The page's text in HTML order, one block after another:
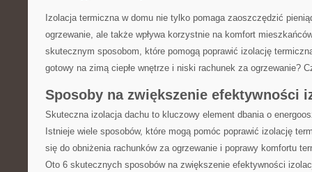
Izolacja termiczna w domu‌ nie tylko ⁣pomaga‍ zaoszczędzić
ogrzewanie, ​ale także‌ wpływa ⁢korzystnie ⁣na⁢ komfort
skutecznym‍ sposobom, które pomogą poprawić ⁤izolację
gotowy na zimą⁣ ciepłe wnętrze i niski rachunek ‌za ogrzewanie?
Sposoby‍ na zwiększenie efektywności
Skuteczna izolacja dachu ⁤to kluczowy element dbania o
Istnieje ⁢wiele ⁣sposobów, które mogą ‍pomóc poprawić izolację
się do obniżenia rachunków za ogrzewanie i poprawy ⁤komfortu
Oto 6 ⁢skutecznych sposobów na ⁤zwiększenie efektywności